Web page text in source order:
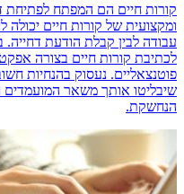
קורות חיים הם המפתח לפתיחת
ומקצועית של קורות חיים
עבודה לבין קבלת הודעת דחייה.
לכתיבת קורות חיים בצורה
פוטנצאליים. נעסוק בהנחיות
שיבליטו אותך משאר המועמדים
הנחשקת.